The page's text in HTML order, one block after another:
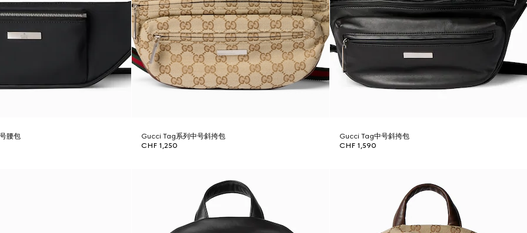
腰包
Gucci Tag系列中号斜挎包
CHF 1,250
Gucci Tag中号斜挎包
CHF 1,590